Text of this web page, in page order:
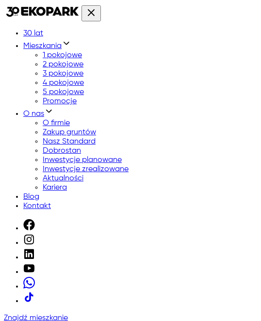
30 lat
Mieszkania
1 pokojowe
2 pokojowe
3 pokojowe
4 pokojowe
5 pokojowe
Promocje
O nas
O firmie
Zakup gruntów
Nasz Standard
Dobrostan
Inwestycje planowane
Inwestycje zrealizowane
Aktualności
Kariera
Blog
Kontakt
Znajdź mieszkanie